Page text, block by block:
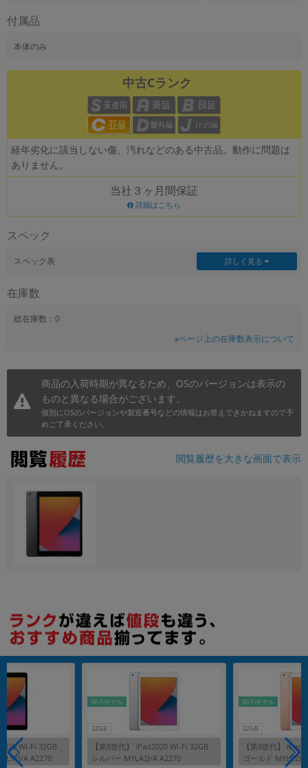
付属品
本体のみ
中古Cランク
経年劣化に該当しない傷、汚れなどのある中古品。動作に問題は
ありません。
当社３ヶ月間保証
詳細はこちら
スペック
スペック表 詳しく見る
在庫数
総在庫数：0
※ページ上の在庫数表示について
商品の入荷時期が異なるため、OSのバージョンは表示の
ものと異なる場合がございます。
個別にOSのバージョンや製造番号などの情報はお答えできかねますので予
めご了承ください。
閲覧履歴を大きな画面で表示
Wi-Fi 32GB
A A2270
32GB
Wi-Fiモデル
【第8世代】 iPad2020 Wi-Fi 32GB
シルバー MYLA2J/A A2270
32GB
Wi-Fiモデル
【第8世代】
ゴールド MYLC2J/
ランク
商品状態の絞り込み
メモリ
モニタサイズ
価格
円
発売日
月 から
月 まで
ただし機能別のみ「and検索」となります。